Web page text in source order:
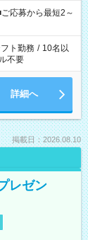
を教えてください
時間を超える場
応募から最短2～
ト勤務 / 10名以
不要
詳細へ
掲載日：2026.08.10
レゼン